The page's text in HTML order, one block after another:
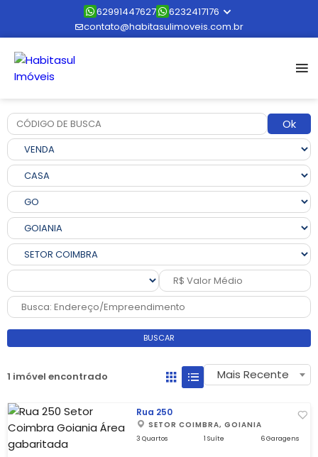
62991447627
6232417176
contato@habitasulimoveis.com.br
Ok
BUSCAR
1 imóvel encontrado Mais Recente
Rua 250
SETOR COIMBRA, GOIANIA
3 Quartos 1 Suíte 6 Garagens